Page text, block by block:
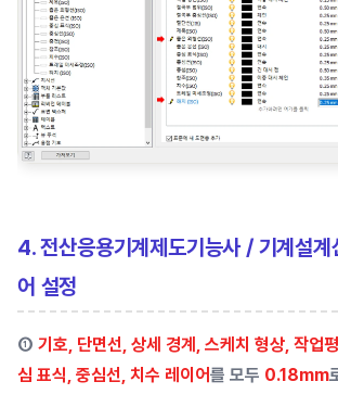
4. 전산응용기계제도기능사 / 기계설계
어 설정
① 기호, 단면선, 상세 경계, 스케치 형상, 작업
심 표식, 중심선, 치수 레이어를 모두 0.18mm